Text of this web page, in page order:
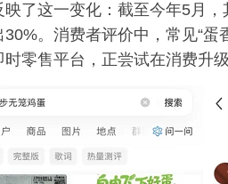
了这一变化：截至今年5月
。消费者评价中，常见“蛋
零售平台，正尝试在消费升